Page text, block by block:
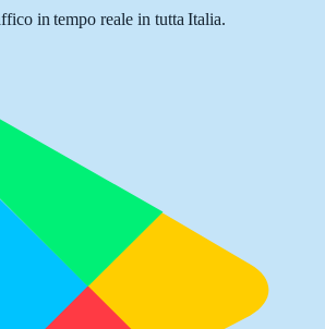
in tempo reale in tutta Italia.